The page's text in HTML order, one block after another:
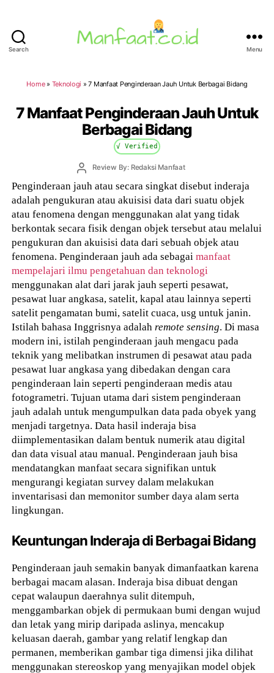
Search Menu
Home» Teknologi »7 Manfaat Penginderaan Jauh Untuk Berbagai Bidang
7 Manfaat Penginderaan Jauh Untuk
Berbagai Bidang
√ Verified
PostReview By: Redaksi Manfaat
Penginderaan jauh atau secara singkat disebut inderaja
adalah pengukuran atau akuisisi data dari suatu objek
atau fenomena dengan menggunakan alat yang tidak
berkontak secara fisik dengan objek tersebut atau melalui
pengukuran dan akuisisi data dari sebuah objek atau
fenomena. Penginderaan jauh ada sebagaimanfaat
mempelajari ilmu pengetahuan dan teknologi
menggunakan alat dari jarak jauh seperti pesawat,
pesawat luar angkasa, satelit, kapal atau lainnya seperti
satelit pengamatan bumi, satelit cuaca, usg untuk janin.
Istilah bahasa Inggrisnya adalahremote sensing. Di masa
modern ini, istilah penginderaan jauh mengacu pada
teknik yang melibatkan instrumen di pesawat atau pada
pesawat luar angkasa yang dibedakan dengan cara
penginderaan lain seperti penginderaan medis atau
fotogrametri. Tujuan utama dari sistem penginderaan
jauh adalah untuk mengumpulkan data pada obyek yang
menjadi targetnya. Data hasil inderaja bisa
diimplementasikan dalam bentuk numerik atau digital
dan data visual atau manual. Penginderaan jauh bisa
mendatangkan manfaat secara signifikan untuk
mengurangi kegiatan survey dalam melakukan
inventarisasi dan memonitor sumber daya alam serta
lingkungan.
Keuntungan Inderaja di Berbagai Bidang
Penginderaan jauh semakin banyak dimanfaatkan karena
berbagai macam alasan. Inderaja bisa dibuat dengan
cepat walaupun daerahnya sulit ditempuh,
menggambarkan objek di permukaan bumi dengan wujud
dan letak yang mirip daripada aslinya, mencakup
keluasan daerah, gambar yang relatif lengkap dan
permanen, memberikan gambar tiga dimensi jika dilihat
menggunakan stereoskop yang menyajikan model objek